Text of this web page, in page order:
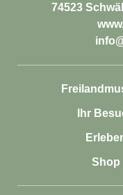
74523
Ihr
Shop